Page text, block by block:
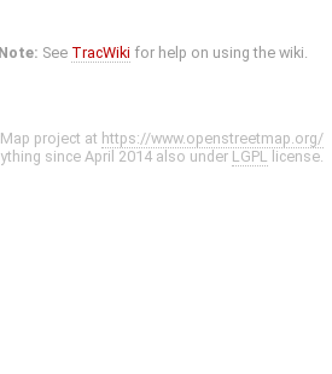
Note: See TracWiki for help on using the wiki.
project at https://www.openstreetmap.org/
since April 2014 also under LGPL license.